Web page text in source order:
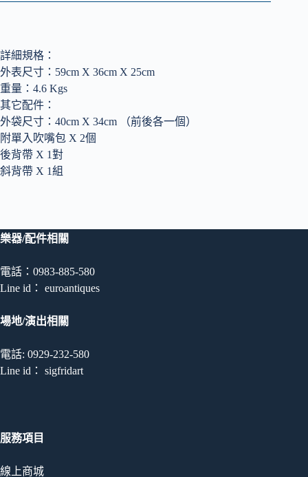
箱
數
量
詳細規格：
外表尺寸：59cm X 36cm X 25cm
重量：4.6 Kgs
其它配件：
外袋尺寸：40cm X 34cm （前後各一個）
附單入吹嘴包 X 2個
後背帶 X 1對
斜背帶 X 1組
樂器/配件相關
電話：0983-885-580
Line id： euroantiques
場地/演出相關
電話: 0929-232-580
Line id： sigfridart
服務項目
線上商城